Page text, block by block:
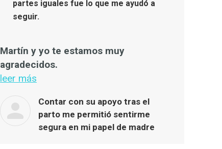
partes iguales fue lo que me ayudó a
seguir.
Martín y yo te estamos muy
agradecidos.
leer más
Contar con su apoyo tras el
parto me permitió sentirme
segura en mi papel de madre